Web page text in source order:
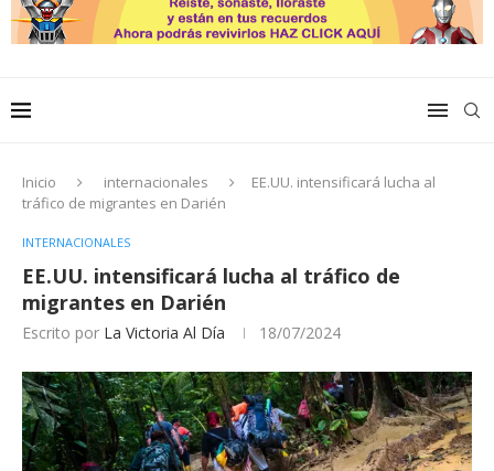
Inicio internacionales
EE.UU. intensificará lucha al
tráfico de migrantes en Darién
INTERNACIONALES
EE.UU. intensificará lucha al tráfico de
migrantes en Darién
Escrito por La Victoria Al Día 18/07/2024